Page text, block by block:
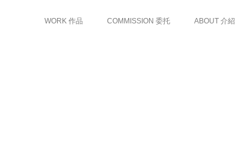
WORK 作品 COMMISSION 委托 ABOUT 介紹